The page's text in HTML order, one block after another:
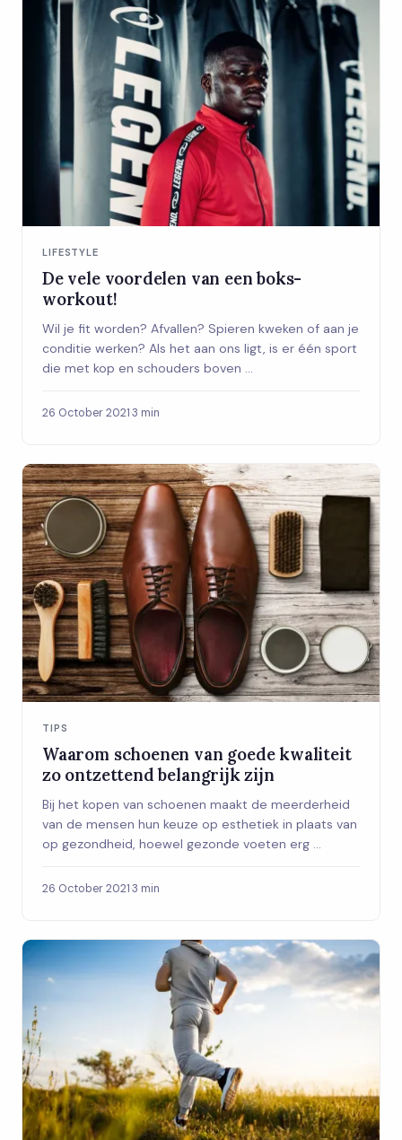
LIFESTYLE
De vele voordelen van een boks-
workout!
Wil je fit worden? Afvallen? Spieren kweken of aan je
conditie werken? Als het aan ons ligt, is er één sport
die met kop en schouders boven ...
26 October 2021·3 min
TIPS
Waarom schoenen van goede kwaliteit
zo ontzettend belangrijk zijn
Bij het kopen van schoenen maakt de meerderheid
van de mensen hun keuze op esthetiek in plaats van
op gezondheid, hoewel gezonde voeten erg ...
26 October 2021·3 min